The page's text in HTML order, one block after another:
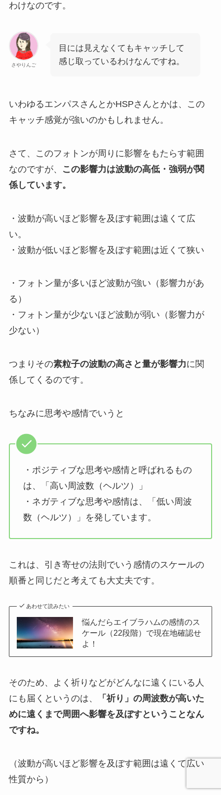
わけなのです。
さやりんご
目には見えなくてもキャッチして
感じ取っているわけなんですね。
いわゆるエンパスさんとかHSPさんとかは、この
キャッチ感覚が強いのかもしれません。
さて、このフォトンが周りに影響をもたらす範囲
なのですが、
この影響力は波動の高低・強弱が関
係しています。
・波動が高いほど影響を及ぼす範囲は遠くて広
い。
・波動が低いほど影響を及ぼす範囲は近くて狭い
・フォトン量が多いほど波動が強い（影響力があ
る）
・フォトン量が少ないほど波動が弱い（影響力が
少ない）
つまりその素粒子の波動の高さと量が影響力に関
係してくるのです。
ちなみに思考や感情でいうと
・ポジティブな思考や感情と呼ばれるもの
は、「高い周波数（ヘルツ）」
・ネガティブな思考や感情は、「低い周波
数（ヘルツ）」を発しています。
これは、引き寄せの法則でいう感情のスケールの
順番と同じだと考えても大丈夫です。
あわせて読みたい
悩んだらエイブラハムの感情のス
ケール（22段階）で現在地確認せ
よ！
そのため、よく祈りなどがどんなに遠くにいる人
にも届くというのは、
「祈り」の周波数が高いた
めに遠くまで周囲へ影響を及ぼすということなん
ですね。
（波動が高いほど影響を及ぼす範囲は遠くて広い
性質から）